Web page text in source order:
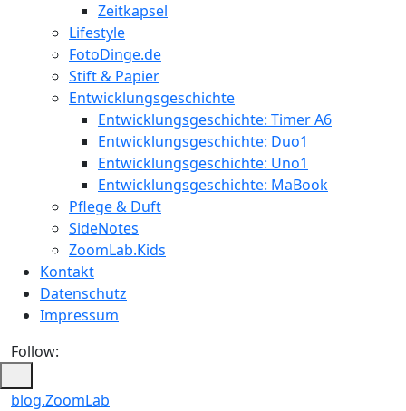
Zeitkapsel
Lifestyle
FotoDinge.de
Stift & Papier
Entwicklungsgeschichte
Entwicklungsgeschichte: Timer A6
Entwicklungsgeschichte: Duo1
Entwicklungsgeschichte: Uno1
Entwicklungsgeschichte: MaBook
Pflege & Duft
SideNotes
ZoomLab.Kids
Kontakt
Datenschutz
Impressum
Follow:
blog.ZoomLab